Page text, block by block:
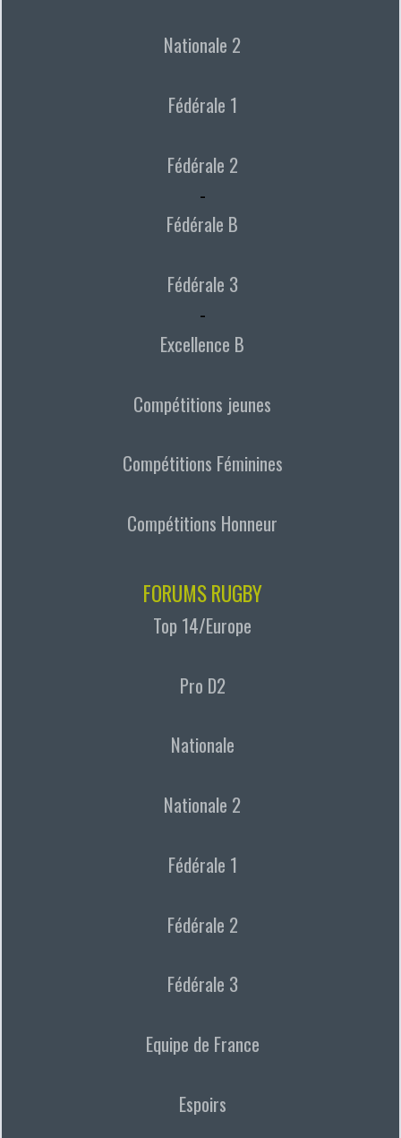
Nationale 2
Fédérale 1
Fédérale 2
-
Fédérale B
Fédérale 3
-
Excellence B
Compétitions jeunes
Compétitions Féminines
Compétitions Honneur
FORUMS RUGBY
Top 14/Europe
Pro D2
Nationale
Nationale 2
Fédérale 1
Fédérale 2
Fédérale 3
Equipe de France
Espoirs